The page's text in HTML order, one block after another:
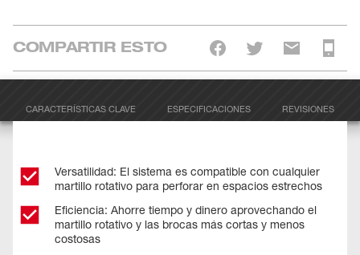
COMPARTIR ESTO
CARACTERÍSTICAS CLAVE ESPECIFICACIONES REVISIONES
Versatilidad: El sistema es compatible con cualquier
martillo rotativo para perforar en espacios estrechos
Eficiencia: Ahorre tiempo y dinero aprovechando el
martillo rotativo y las brocas más cortas y menos
costosas